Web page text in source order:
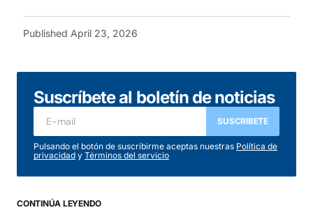
Published April 23, 2026
Suscríbete al boletín de noticias
SUSCRIBETE
Pulsando el botón de suscribirme aceptas nuestras Política de
privacidad y Términos del servicio
CONTINÚA LEYENDO